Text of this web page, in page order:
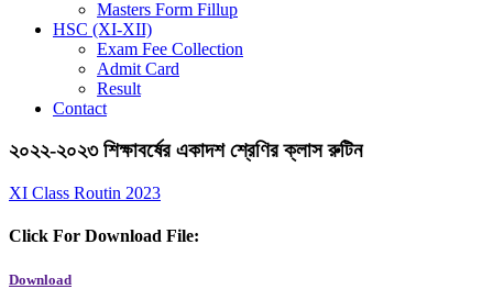
Masters Form Fillup
HSC (XI-XII)
Exam Fee Collection
Admit Card
Result
Contact
২০২২-২০২৩ শিক্ষাবর্ষের একাদশ শ্রেণির ক্লাস রুটিন
XI Class Routin 2023
Click For Download File:
Download